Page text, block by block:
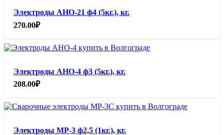
Электроды АНО-21 ф4 (5кг.), кг.
270.00₽
Электроды АНО-4 ф3 (5кг.), кг.
208.00₽
Электроды МР-3 ф2,5 (1кг.), кг.